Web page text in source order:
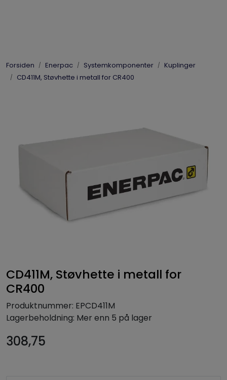
Forsiden Enerpac Systemkomponenter
Kuplinger
CD411M, Støvhette i metall for CR400
CD411M, Støvhette i metall for
CR400
Produktnummer: EPCD411M
Lagerbeholdning: Mer enn 5 på lager
308,75
Enerpac
Vis priser inkl. mva.